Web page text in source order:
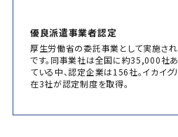
優良派遣事業者認定
厚生労働省の委託事業として実施さ
です。同事業社は全国に約35,000社
ている中、認定企業は156社。イカイ
在3社が認定制度を取得。